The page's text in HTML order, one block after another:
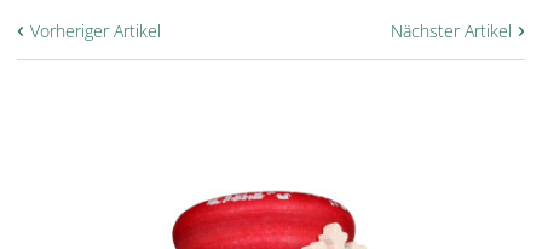
Nächster Artikel ›
‹ Vorheriger Artikel